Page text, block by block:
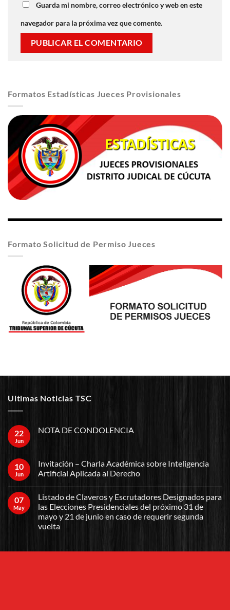
Guarda mi nombre, correo electrónico y web en este
navegador para la próxima vez que comente.
Formatos Estadísticas Jueces Provisionales
Formato Solicitud de Permiso Jueces
Ultimas Noticias TSC
22
Jun
NOTA DE CONDOLENCIA
10
Jun
Invitación – Charla Académica sobre Inteligencia
Artificial Aplicada al Derecho
07
May
Listado de Claveros y Escrutadores Designados para
las Elecciones Presidenciales del próximo 31 de
mayo y 21 de junio en caso de requerir segunda
vuelta